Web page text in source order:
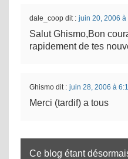
dale_coop dit : juin 20, 2006 à
Salut Ghismo,Bon
rapidement de tes
Ghismo dit : juin 28, 2006 à
Merci (tardif) a tous
Ce blog étant